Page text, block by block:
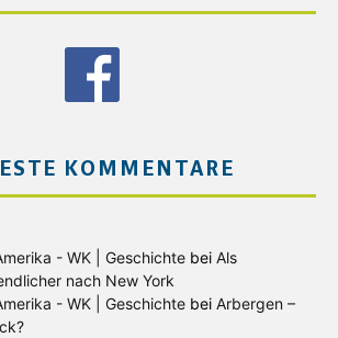
KOMMENTARE
- WK | Geschichte bei Als
nach New York
- WK | Geschichte bei Arbergen –